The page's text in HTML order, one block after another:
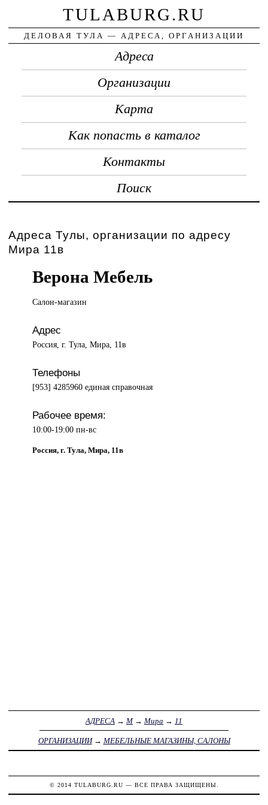
TULABURG.RU
ДЕЛОВАЯ ТУЛА — АДРЕСА, ОРГАНИЗАЦИИ
Адреса
Организации
Карта
Как попасть в каталог
Контакты
Поиск
Адреса Тулы, организации по адресу
Мира 11в
Верона Мебель
Салон-магазин
Адрес
Россия, г. Тула, Мира, 11в
Телефоны
[953] 4285960 единая справочная
Рабочее время:
10:00-19:00 пн-вс
Россия, г. Тула, Мира, 11в
АДРЕСА → М→ Мира → 11
ОРГАНИЗАЦИИ→ МЕБЕЛЬНЫЕ МАГАЗИНЫ, САЛОНЫ
© 2014 TULABURG.RU — ВСЕ ПРАВА ЗАЩИЩЕНЫ.